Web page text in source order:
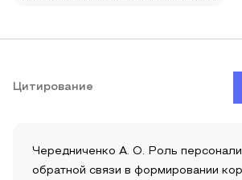
Цитирование
Чередниченко А. О. Роль
обратной связи в формировании